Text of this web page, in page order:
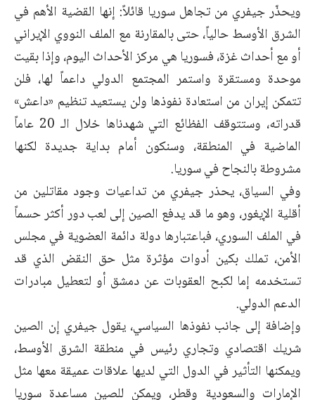
ويحذّر جيفري من تجاهل سوريا قائلاً: إنها القضية الأهم في
الشرق الأوسط حالياً، حتى بالمقارنة مع ‏الملف النووي الإيراني
أو مع أحداث غزة، فسوريا هي مركز الأحداث اليوم، وإذا بقيت
موحدة ومستقرة ‏واستمر المجتمع الدولي داعماً لها، فلن
تتمكن إيران من استعادة نفوذها ولن يستعيد تنظيم «داعش»
‏قدراته، وستتوقف الفظائع التي شهدناها خلال الـ 20 عاماً
الماضية في المنطقة، وسنكون أمام بداية جديدة ‏لكنها
مشروطة بالنجاح في سوريا.‏
وفي السياق، يحذر جيفري من تداعيات وجود مقاتلين من
أقلية الإيغور، وهو ما قد يدفع الصين إلى لعب ‏دور أكثر حسماً
في الملف السوري، فباعتبارها دولة دائمة العضوية في مجلس
الأمن، تملك بكين أدوات ‏مؤثرة مثل حق النقض الذي قد
تستخدمه إما لكبح العقوبات عن دمشق أو لتعطيل مبادرات
الدعم الدولي.‏
وإضافة إلى جانب نفوذها السياسي، يقول جيفري إن الصين
شريك اقتصادي وتجاري رئيس في منطقة ‏الشرق الأوسط،
ويمكنها التأثير في الدول التي لديها علاقات عميقة معها مثل
الإمارات والسعودية ‏وقطر، ويمكن للصين مساعدة سوريا